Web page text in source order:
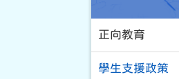
正向教育
學生支援政策